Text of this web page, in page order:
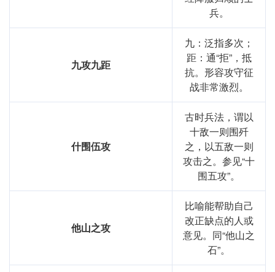
兵。
九攻九距
九：泛指多次；
距：通“拒”，抵
抗。形容攻守征
战非常激烈。
什围伍攻
古时兵法，谓以
十敌一则围歼
之，以五敌一则
攻击之。参见“十
围五攻”。
他山之攻
比喻能帮助自己
改正缺点的人或
意见。同“他山之
石”。